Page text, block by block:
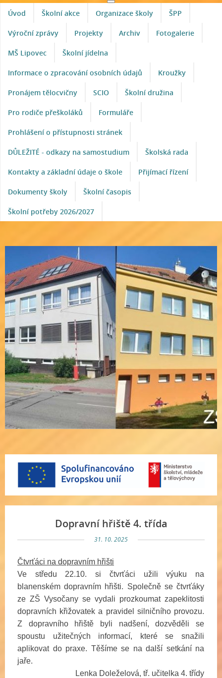
Úvod Školní akce Organizace školy ŠPP
Výroční zprávy Projekty Archiv Fotogalerie
MŠ Lipovec Školní jídelna
Informace o zpracování osobních údajů Kroužky
Pronájem tělocvičny SCIO Školní družina
Pro rodiče přeškoláků Formuláře
Prohlášení o přístupnosti stránek
DŮLEŽITÉ - odkazy na samostudium Školská rada
Kontakty a základní údaje o škole Přijímací řízení
Dokumenty školy Školní časopis
Školní potřeby 2026/2027
Dopravní hřiště 4. třída
31. 10. 2025
Čtvrťáci na dopravním hřišti
Ve středu 22.10. si čtvrťáci užili výuku na
blanenském dopravním hřišti. Společně se čtvrťáky
ze ZŠ Vysočany se vydali prozkoumat zapeklitosti
dopravních křižovatek a pravidel silničního provozu.
Z dopravního hřiště byli nadšení, dozvěděli se
spoustu užitečných informací, které se snažili
aplikovat do praxe. Těšíme se na další setkání na
jaře.
Lenka Doleželová, tř. učitelka 4. třídy